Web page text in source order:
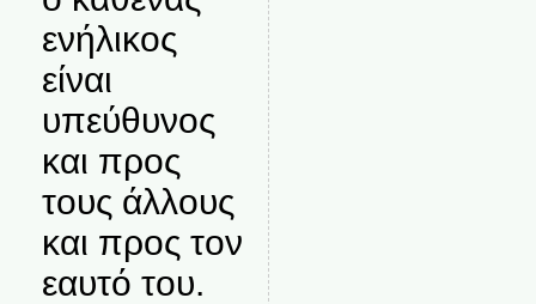
ενήλικος
είναι
υπεύθυνος
και προς
τους άλλους
και προς τον
εαυτό του.